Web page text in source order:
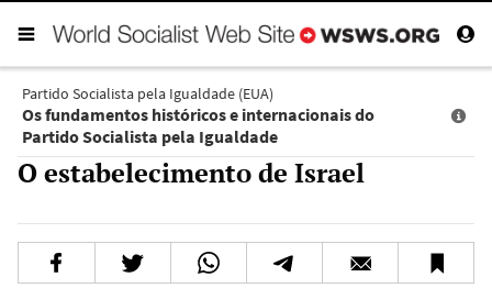
Partido Socialista pela Igualdade (EUA)
Os fundamentos históricos e internacionais do
Partido Socialista pela Igualdade
O estabelecimento de Israel